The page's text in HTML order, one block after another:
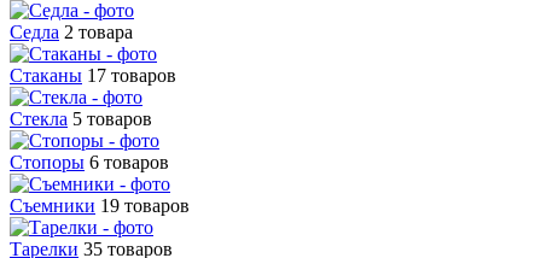
Седла 2 товара
Стаканы 17 товаров
Стекла 5 товаров
Стопоры 6 товаров
Съемники 19 товаров
Тарелки 35 товаров